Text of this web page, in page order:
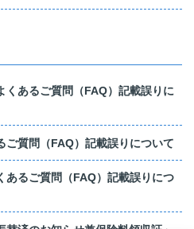
くあるご質問（FAQ）記載誤りに
ご質問（FAQ）記載誤りについて
あるご質問（FAQ）記載誤りにつ